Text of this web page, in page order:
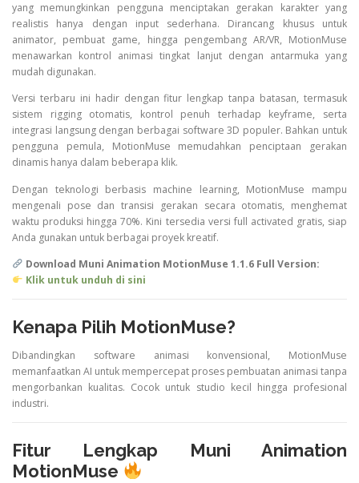
yang memungkinkan pengguna menciptakan gerakan karakteryang
realistis hanya dengan input sederhana. Dirancang khusus untuk
animator, pembuat game, hingga pengembang AR/VR, MotionMuse
menawarkan kontrol animasitingkat lanjut dengan antarmukayang
mudah digunakan.
Versi terbaru ini hadir denganfitur lengkaptanpa batasan,termasuk
sistem rigging otomatis, kontrol penuh terhadap keyframe, serta
integrasi langsung dengan berbagai software3D populer. Bahkan untuk
pengguna pemula, MotionMuse memudahkan penciptaan gerakan
dinamis hanya dalam beberapa klik.
Dengan teknologi berbasis machine learning, MotionMuse mampu
mengenali pose dantransisi gerakan secara otomatis, menghemat
waktu produksi hingga70%. Kini tersedia versi full activated gratis, siap
Anda gunakan untuk berbagai proyek kreatif.
Download Muni Animation MotionMuse 1.1.6 Full Version:
Klik untuk unduh di sini
Kenapa Pilih MotionMuse?
Dibandingkan software animasi konvensional, MotionMuse
memanfaatkan AI untuk mempercepat proses pembuatan animasi tanpa
mengorbankan kualitas. Cocok untuk studio kecil hingga profesional
industri.
Fitur Lengkap MuniAnimation
MotionMuse